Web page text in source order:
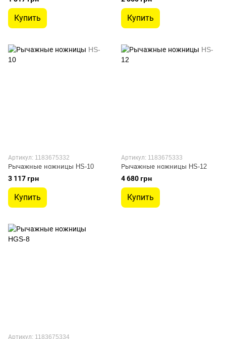
Купить Купить
Артикул: 1183675332
Рычажные ножницы HS-10
3 117 грн
Купить
Артикул: 1183675333
Рычажные ножницы HS-12
4 680 грн
Купить
Артикул: 1183675334